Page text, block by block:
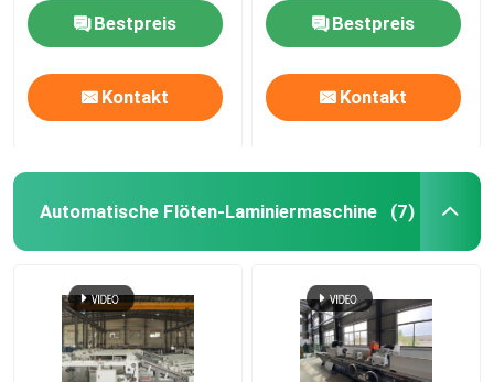
Bestpreis
Kontakt
Bestpreis
Kontakt
Automatische Flöten-Laminiermaschine (7)